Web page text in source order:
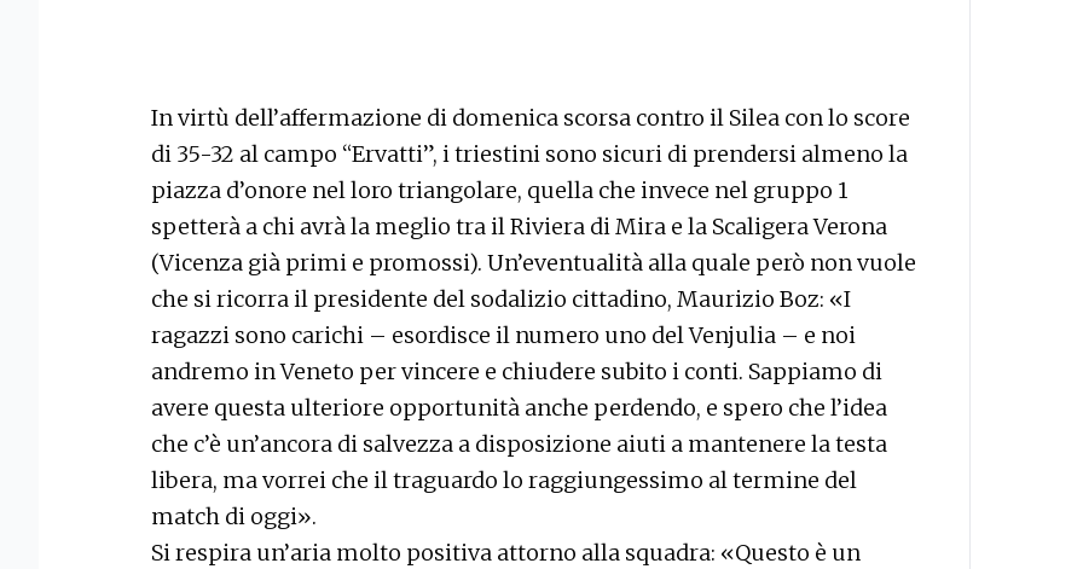
In virtù dell’affermazione di domenica scorsa contro il Silea con lo score
di 35-32 al campo “Ervatti”, i triestini sono sicuri di prendersi almeno la
piazza d’onore nel loro triangolare, quella che invece nel gruppo 1
spetterà a chi avrà la meglio tra il Riviera di Mira e la Scaligera Verona
(Vicenza già primi e promossi). Un’eventualità alla quale però non vuole
che si ricorra il presidente del sodalizio cittadino, Maurizio Boz: «I
ragazzi sono carichi – esordisce il numero uno del Venjulia – e noi
andremo in Veneto per vincere e chiudere subito i conti. Sappiamo di
avere questa ulteriore opportunità anche perdendo, e spero che l’idea
che c’è un’ancora di salvezza a disposizione aiuti a mantenere la testa
libera, ma vorrei che il traguardo lo raggiungessimo al termine del
match di oggi».
Si respira un’aria molto positiva attorno alla squadra: «Questo è un